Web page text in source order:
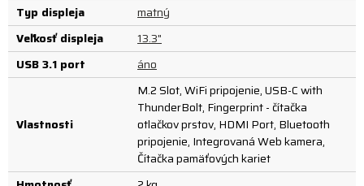
Typ displeja
matný
Veľkosť displeja
13.3"
USB 3.1 port
áno
Vlastnosti
M.2 Slot, WiFi pripojenie, USB-C with
ThunderBolt, Fingerprint - čítačka
otlačkov prstov, HDMI Port, Bluetooth
pripojenie, Integrovaná Web kamera,
Čítačka pamäťových kariet